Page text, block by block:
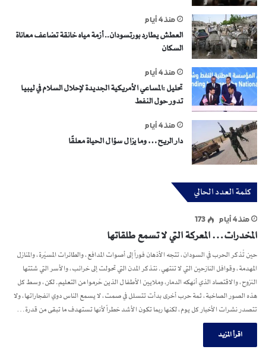
منذ 4 أيام
العطش يطارد بورتسودان.. أزمة مياه خانقة تضاعف معاناة
السكان
منذ 4 أيام
تحليل :المساعي الأمريكية الجديدة لإحلال السلام في ليبيا
تدور حول النفط
منذ 4 أيام
دار الريح… وما يزال سؤال الحياة معلقًا
كلمة العدد الحالي
منذ 4 أيام 173
المخدرات… المعركة التي لا تسمع طلقاتها
حين تُذكر الحرب في السودان، تتجه الأذهان فوراً إلى أصوات المدافع، والطائرات المسيّرة، والمنازل
المهدمة، وقوافل النازحين التي لا تنتهي. نتذكر المدن التي تحولت إلى خرائب، والأسر التي شتتها
النزوح، والاقتصاد الذي أنهكه الدمار، وملايين الأطفال الذين حُرموا من التعليم. لكن، وسط كل
هذه الصور الصاخبة، ثمة حرب أخرى بدأت تتسلل في صمت، لا يسمع الناس دوي انفجاراتها، ولا
تتصدر نشرات الأخبار كل يوم، لكنها ربما تكون الأشد خطراً لأنها تستهدف ما تبقى من قدرة…
اقرأ المزيد